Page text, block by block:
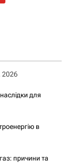
2026
для
в
причини та